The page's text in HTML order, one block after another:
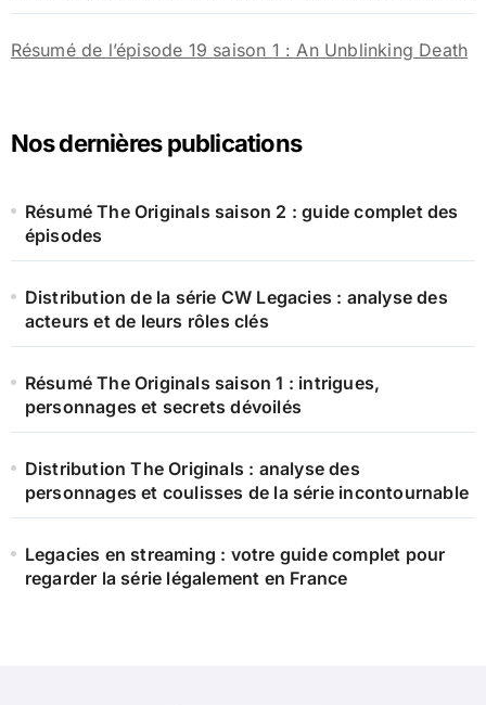
Résumé de l’épisode 19 saison 1 : An Unblinking Death
Nos dernières publications
Résumé The Originals saison 2 : guide complet des
épisodes
Distribution de la série CW Legacies : analyse des
acteurs et de leurs rôles clés
Résumé The Originals saison 1 : intrigues,
personnages et secrets dévoilés
Distribution The Originals : analyse des
personnages et coulisses de la série incontournable
Legacies en streaming : votre guide complet pour
regarder la série légalement en France